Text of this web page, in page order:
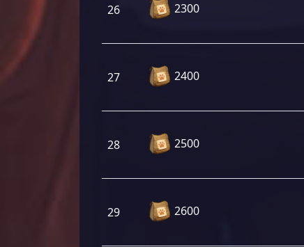
26 2300
27 2400
28 2500
29 2600